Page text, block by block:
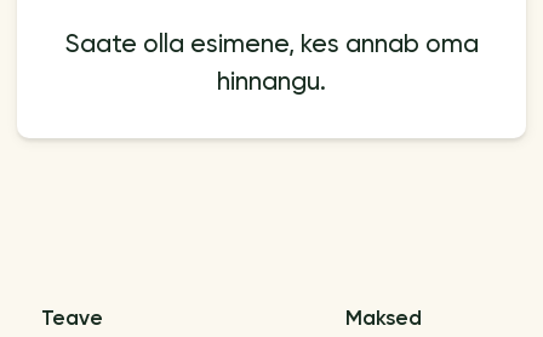
Saate olla esimene, kes annab oma
hinnangu.
Teave Maksed